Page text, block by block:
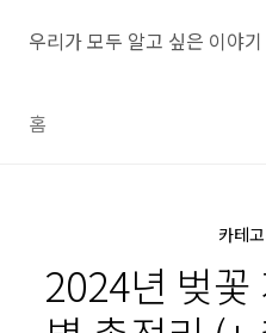
우리가 모두 알고 싶은 이야기
홈
카테
2024년 벚꽃